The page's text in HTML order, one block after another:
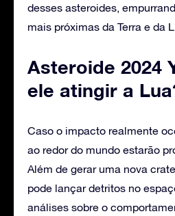
desses asteroides,
mais próximas da Terra e da
Asteroide 2024
ele atingir a
Caso o impacto realmente
ao redor do mundo estarão
Além de gerar uma nova
pode lançar detritos no
análises sobre o